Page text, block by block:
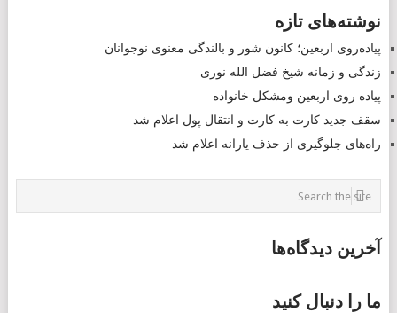
POSTS
NAVIGATION
نوشته‌های تازه
پیاده‌روی اربعین؛ کانون شور و بالندگی معنوی نوجوانان
زندگی و زمانه شیخ فضل الله نوری
پیاده روی اربعین ومشکل خانواده
سقف جدید کارت به کارت و انتقال پول اعلام شد
راه‌های جلوگیری از حذف یارانه اعلام شد
آخرین دیدگاه‌ها
ما را دنبال کنید